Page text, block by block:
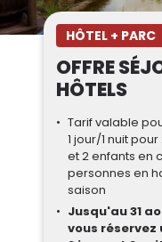
HÔTEL + PARC
OFFRE
HÔTELS
Tarif valable
1 jour/1 nuit
et 2 enfants en
personnes en
saison
Jusqu'au 31
vous réservez